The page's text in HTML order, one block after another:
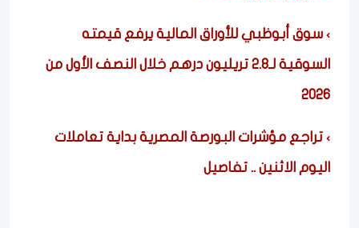
سوق أبوظبي للأوراق المالية يرفع قيمته
السوقية لـ2.8 تريليون درهم خلال النصف الأول من
2026
تراجع مؤشرات البورصة المصرية بداية تعاملات
اليوم الاثنين .. تفاصيل